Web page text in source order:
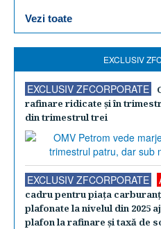
Vezi toate
EXCLUSIV
EXCLUSIV ZFCORPORATE
rafinare ridicate şi în
din trimestrul trei
EXCLUSIV ZFCORPORATE
cadru pentru piaţa
plafonate la nivelul din 2025
plafon la rafinare şi taxă de